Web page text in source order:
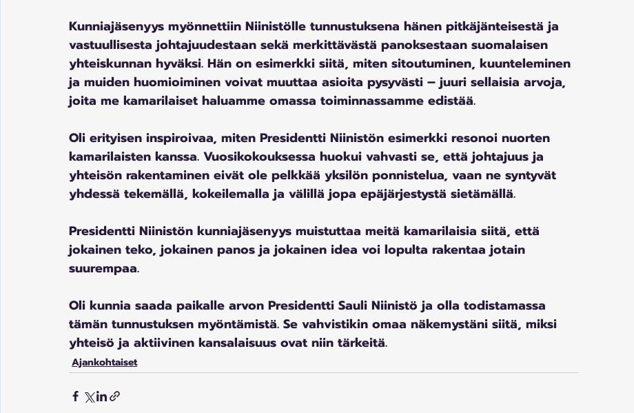
Kunniajäsenyys myönnettiin Niinistölle tunnustuksena hänen pitkäjänteisestä ja
vastuullisesta johtajuudestaan sekä merkittävästä panoksestaan suomalaisen
yhteiskunnan hyväksi. Hän on esimerkki siitä, miten sitoutuminen, kuunteleminen
ja muiden huomioiminen voivat muuttaa asioita pysyvästi – juuri sellaisia arvoja,
joita me kamarilaiset haluamme omassa toiminnassamme edistää.
Oli erityisen inspiroivaa, miten Presidentti Niinistön esimerkki resonoi nuorten
kamarilaisten kanssa. Vuosikokouksessa huokui vahvasti se, että johtajuus ja
yhteisön rakentaminen eivät ole pelkkää yksilön ponnistelua, vaan ne syntyvät
yhdessä tekemällä, kokeilemalla ja välillä jopa epäjärjestystä sietämällä.
Presidentti Niinistön kunniajäsenyys muistuttaa meitä kamarilaisia siitä, että
jokainen teko, jokainen panos ja jokainen idea voi lopulta rakentaa jotain
suurempaa.
Oli kunnia saada paikalle arvon Presidentti Sauli Niinistö ja olla todistamassa
tämän tunnustuksen myöntämistä. Se vahvistikin omaa näkemystäni siitä, miksi
yhteisö ja aktiivinen kansalaisuus ovat niin tärkeitä.
Ajankohtaiset